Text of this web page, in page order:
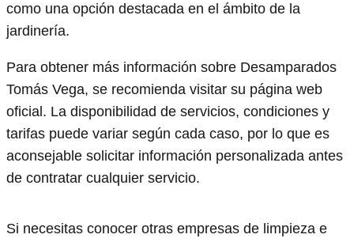
como una opción destacada en el ámbito de la
jardinería.
Para obtener más información sobre Desamparados
Tomás Vega, se recomienda visitar su página web
oficial. La disponibilidad de servicios, condiciones y
tarifas puede variar según cada caso, por lo que es
aconsejable solicitar información personalizada antes
de contratar cualquier servicio.
Si necesitas conocer otras empresas de limpieza e